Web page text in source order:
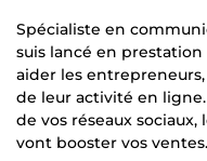
Spécialiste en
suis lancé en
aider les
de leur activité en
de vos réseaux
vont booster vos ventes.